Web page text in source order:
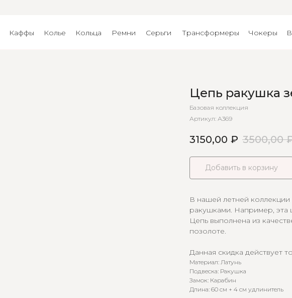
Колье Кольца Серьги
Ремни Чокеры
Каффы Трансформеры
Цепь ракушка
Базовая коллекция
Артикул: А369
3150,00 ₽ 3500,00
Добавить в корзину
В нашей летней
ракушками. Например, эта
Цепь выполнена из
позолоте.
Данная скидка действует
Материал: Латунь
Подвеска: Ракушка
Замок: Карабин
Длина: 60 см + 4 см удлинитель